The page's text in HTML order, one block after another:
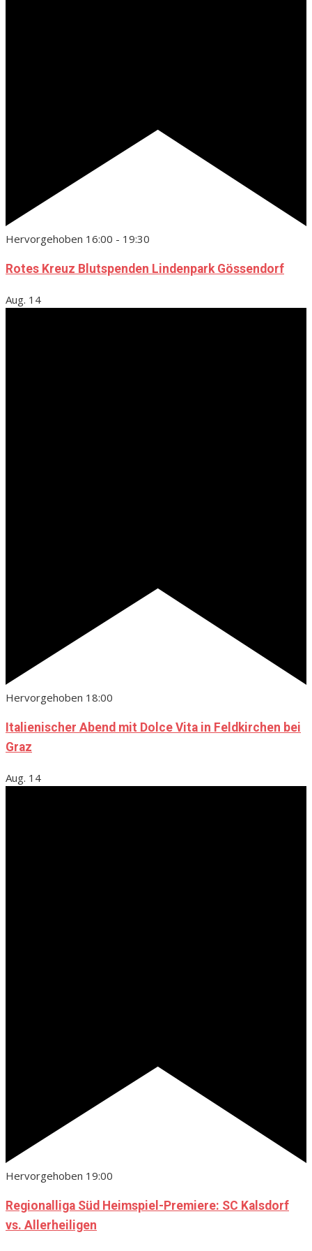
Hervorgehoben 16:00 - 19:30
Rotes Kreuz Blutspenden Lindenpark Gössendorf
Aug. 14
Hervorgehoben 18:00
Italienischer Abend mit Dolce Vita in Feldkirchen bei
Graz
Aug. 14
Hervorgehoben 19:00
Regionalliga Süd Heimspiel-Premiere: SC Kalsdorf
vs. Allerheiligen